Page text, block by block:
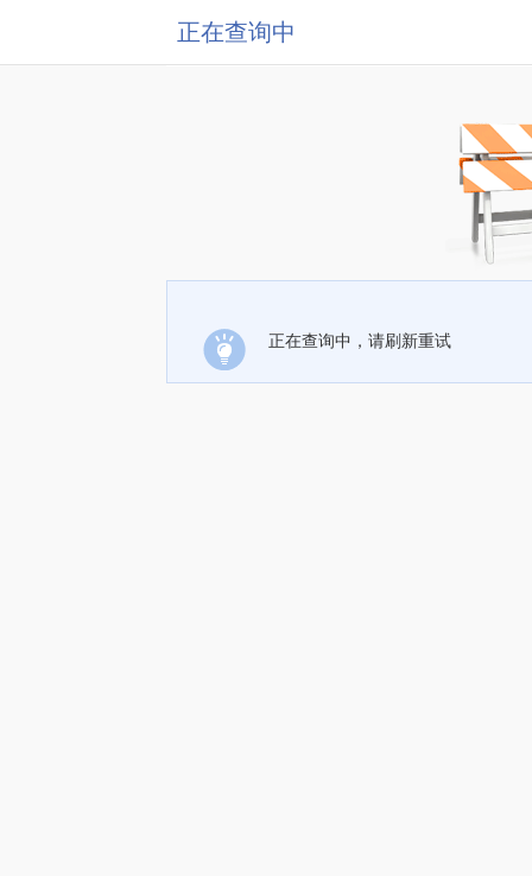
正在查询中
正在查询中，请刷新重试